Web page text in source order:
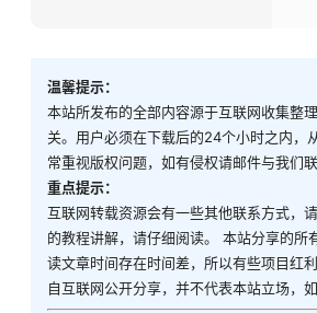
温馨提示：
本站所发布的全部内容源于互联网收集整
关。用户必须在下载后的24个小时之内，
常重视版权问题，如有侵权请邮件与我们
重点提示：
互联网转载资源会有一些其他联系方式，
的教程讲解，请仔细阅读。 本站分享的
读文章时间存在时间差，所以有些项目红
自互联网公开分享，并不代表本站立场，